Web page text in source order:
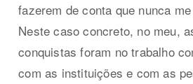
fazerem de conta que nunca
Neste caso concreto, no meu,
conquistas foram no trabalho
com as instituições e com as